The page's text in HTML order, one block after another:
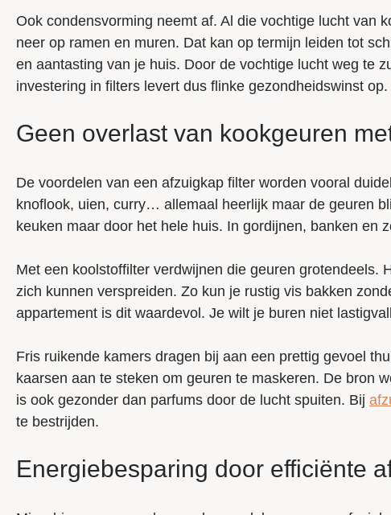
Ook condensvorming neemt af. Al die vochtige lucht van
neer op ramen en muren. Dat kan op termijn leiden tot
en aantasting van je huis. Door de vochtige lucht weg te
investering in filters levert dus flinke gezondheidswinst op.
Geen overlast van kookgeuren
De voordelen van een afzuigkap filter worden vooral
knoflook, uien, curry… allemaal heerlijk maar de geuren
keuken maar door het hele huis. In gordijnen, banken en
Met een koolstoffilter verdwijnen die geuren grotendeels.
zich kunnen verspreiden. Zo kun je rustig vis bakken
appartement is dit waardevol. Je wilt je buren niet
Fris ruikende kamers dragen bij aan een prettig gevoel
kaarsen aan te steken om geuren te maskeren. De bron
is ook gezonder dan parfums door de lucht spuiten. Bij
te bestrijden.
Energiebesparing door efficiënte